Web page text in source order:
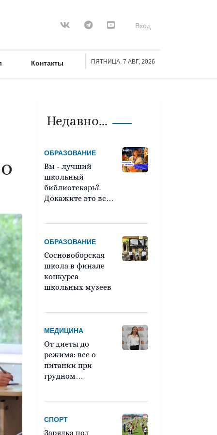
Вход
Контакты ПЯТНИЦА, 7 АВГ, 2026
Недавно...
ОБРАЗОВАНИЕ
Вы - лучший
школьный
библиотекарь?
Докажите это всей
ОБРАЗОВАНИЕ
Сосновоборская
школа в финале
конкурса
школьных музеев
МЕДИЦИНА
От диеты до
режима: все о
питании при
грудном
СПОРТ
Зарядка под